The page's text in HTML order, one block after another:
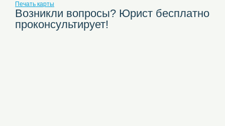
Печать карты
Возникли вопросы? Юрист бесплатно
проконсультирует!